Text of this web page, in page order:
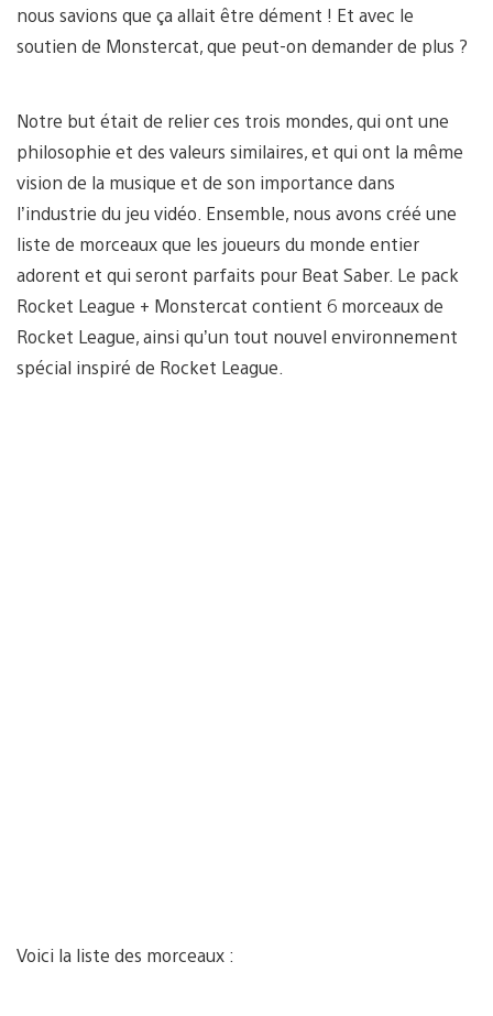
nous savions que ça allait être dément ! Et avec le
soutien de Monstercat, que peut-on demander de plus ?
Notre but était de relier ces trois mondes, qui ont une
philosophie et des valeurs similaires, et qui ont la même
vision de la musique et de son importance dans
l’industrie du jeu vidéo. Ensemble, nous avons créé une
liste de morceaux que les joueurs du monde entier
adorent et qui seront parfaits pour Beat Saber. Le pack
Rocket League + Monstercat contient 6 morceaux de
Rocket League, ainsi qu’un tout nouvel environnement
spécial inspiré de Rocket League.
Voici la liste des morceaux :